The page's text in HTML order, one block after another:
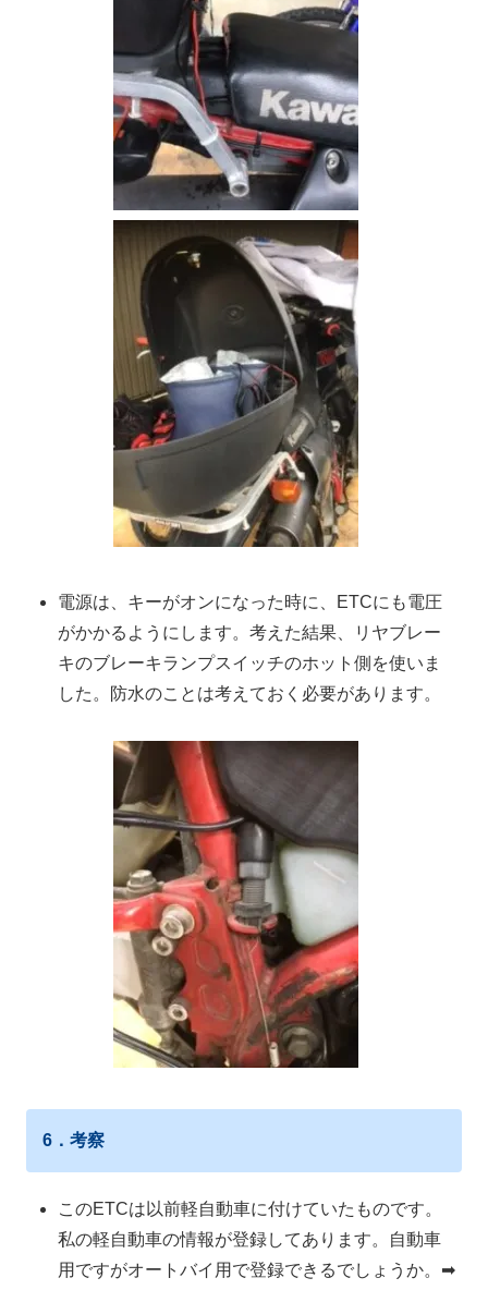
電源は、キーがオンになった時に、ETCにも電圧
がかかるようにします。考えた結果、リヤブレー
キのブレーキランプスイッチのホット側を使いま
した。防水のことは考えておく必要があります。
6．考察
このETCは以前軽自動車に付けていたものです。
私の軽自動車の情報が登録してあります。自動車
用ですがオートバイ用で登録できるでしょうか。➡